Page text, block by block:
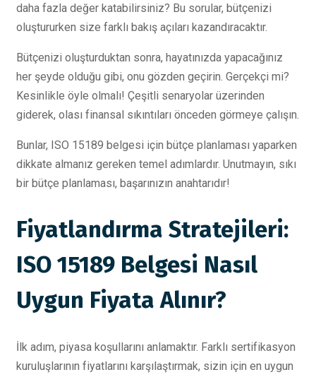
daha fazla değer katabilirsiniz? Bu sorular, bütçenizi
oluştururken size farklı bakış açıları kazandıracaktır.
Bütçenizi oluşturduktan sonra, hayatınızda yapacağınız
her şeyde olduğu gibi, onu gözden geçirin. Gerçekçi mi?
Kesinlikle öyle olmalı! Çeşitli senaryolar üzerinden
giderek, olası finansal sıkıntıları önceden görmeye çalışın.
Bunlar, ISO 15189 belgesi için bütçe planlaması yaparken
dikkate almanız gereken temel adımlardır. Unutmayın, sıkı
bir bütçe planlaması, başarınızın anahtarıdır!
Fiyatlandırma Stratejileri:
ISO 15189 Belgesi Nasıl
Uygun Fiyata Alınır?
İlk adım, piyasa koşullarını anlamaktır. Farklı sertifikasyon
kuruluşlarının fiyatlarını karşılaştırmak, sizin için en uygun